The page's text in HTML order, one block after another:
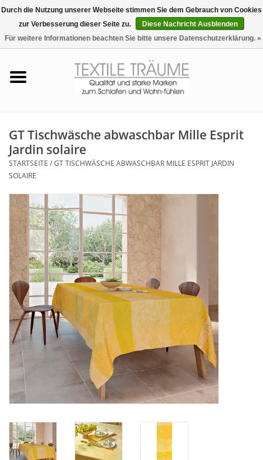
0 Artikel - €0,00
Tag & Nachtwäsche
Badezimmer & Sauna
Haus-Bademäntel
Plaids, Decken, Kissen
Mode & Accessoires
Edles aus Cashmere
Tisch & Küche
Kinder
Geschenkideen und
GT Tischwäsche abwaschbar Mille Esprit
Jardin solaire
STARTSEITE /GT TISCHWÄSCHE ABWASCHBAR MILLE ESPRIT JARDIN
SOLAIRE
Durch die Nutzung unserer Webseite stimmen Sie dem Gebrauch von Cookies
zur Verbesserung dieser Seite zu.
Diese Nachricht Ausblenden
Für weitere Informationen beachten Sie bitte unsere Datenschutzerklärung. »